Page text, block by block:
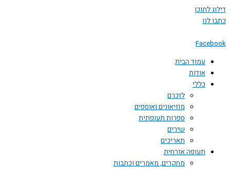
דילוג לתוכן
כתבו לנו
Facebook
עמוד הבית
אודות
כללי
לזכרם
מוזיאונים ואוספים
ספרות תעופתית
שירים
תאריכים
תעופה אזרחית
מחקרים, מאמרים וכתבות